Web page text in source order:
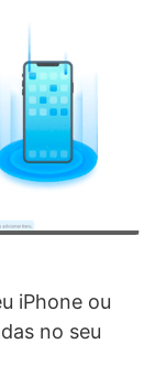
iPhone ou
no seu